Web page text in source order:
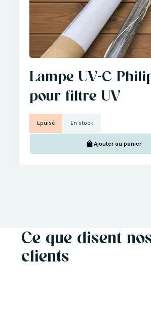
Lampe UV-C
pour filtre UV
Epuisé En stock
Ajouter au panier
Ce que disent
clients